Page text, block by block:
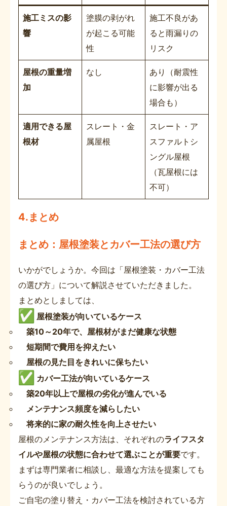
施工ミスの影
響
塗膜の剥がれ
が起こる可能
性
施工不良があ
ると雨漏りの
リスク
屋根の重量増
加
なし
あり（耐震性
に影響が出る
場合も）
適用できる屋
根材
スレート・金
属屋根
スレート・ア
スファルトシ
ングル屋根
（瓦屋根には
不可）
4.まとめ
まとめ：屋根塗装とカバー工法の選び方
いかがでしょうか。今回は「屋根塗装・カバー工法
の選び方」について解説させていただきました。
まとめとしましては、
屋根塗装が向いているケース
築10～20年で、屋根材がまだ健康な状態
短期間で費用を抑えたい
屋根の見た目をきれいに保ちたい
カバー工法が向いているケース
築20年以上で屋根の劣化が進んでいる
メンテナンス頻度を減らしたい
将来的に家の耐久性を向上させたい
屋根のメンテナンス方法は、それぞれのライフスタ
イルや屋根の状態に合わせて選ぶことが重要です。
まずは専門業者に相談し、最適な方法を提案しても
らうのが良いでしょう。
ご自宅の塗り替え・カバー工法を検討されている方